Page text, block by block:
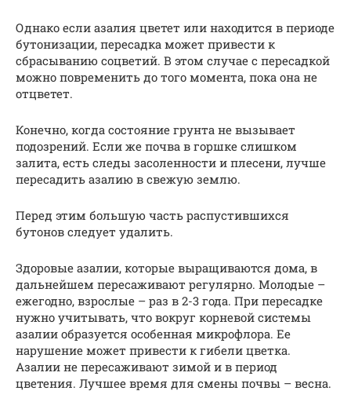
Однако если азалия цветет или находится в периоде
бутонизации, пересадка может привести к
сбрасыванию соцветий. В этом случае с пересадкой
можно повременить до того момента, пока она не
отцветет.
Конечно, когда состояние грунта не вызывает
подозрений. Если же почва в горшке слишком
залита, есть следы засоленности и плесени, лучше
пересадить азалию в свежую землю.
Перед этим большую часть распустившихся
бутонов следует удалить.
Здоровые азалии, которые выращиваются дома, в
дальнейшем пересаживают регулярно. Молодые –
ежегодно, взрослые – раз в 2-3 года. При пересадке
нужно учитывать, что вокруг корневой системы
азалии образуется особенная микрофлора. Ее
нарушение может привести к гибели цветка.
Азалии не пересаживают зимой и в период
цветения. Лучшее время для смены почвы – весна.